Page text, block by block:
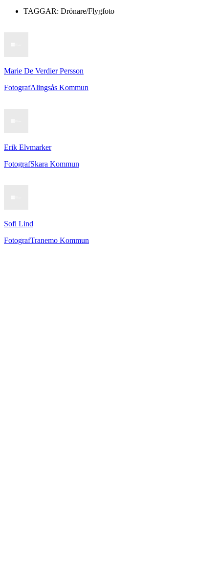
TAGGAR: Drönare/Flygfoto
Marie De Verdier Persson
FotografAlingsås Kommun
Erik Elvmarker
FotografSkara Kommun
Sofi Lind
FotografTranemo Kommun